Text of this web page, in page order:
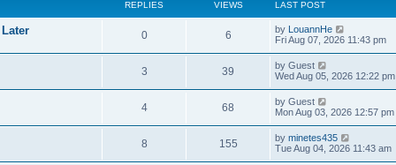
REPLIES VIEWS LAST POST
0 6 by LouannHe
Fri Aug 07, 2026 11:43 pm
3 39 by Guest
Wed Aug 05, 2026 12:22 pm
4 68 by Guest
Mon Aug 03, 2026 12:57 pm
8 155 by minetes435
Tue Aug 04, 2026 11:43 am